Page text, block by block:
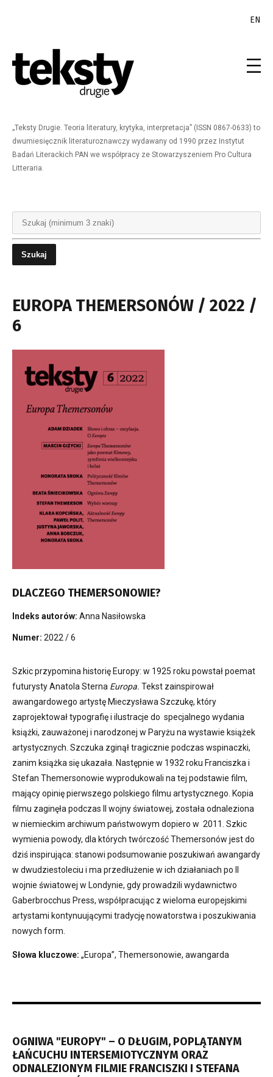
EN
„Teksty Drugie. Teoria literatury, krytyka, interpretacja” (ISSN 0867-0633) to
dwumiesięcznik literaturoznawczy wydawany od 1990 przez Instytut
Badań Literackich PAN we współpracy ze Stowarzyszeniem Pro Cultura
Litteraria.
EUROPA THEMERSONÓW / 2022 /
6
DLACZEGO THEMERSONOWIE?
Indeks autorów: Anna Nasiłowska
Numer: 2022 / 6
Szkic przypomina historię Europy: w 1925 roku powstał poemat
futurysty Anatola Sterna Europa. Tekst zainspirował
awangardowego artystę Mieczysława Szczukę, który
zaprojektował typografię i ilustracje do specjalnego wydania
książki, zauważonej i narodzonej w Paryżu na wystawie książek
artystycznych. Szczuka zginął tragicznie podczas wspinaczki,
zanim książka się ukazała. Następnie w 1932 roku Franciszka i
Stefan Themersonowie wyprodukowali na tej podstawie film,
mający opinię pierwszego polskiego filmu artystycznego. Kopia
filmu zaginęła podczas II wojny światowej, została odnaleziona
w niemieckim archiwum państwowym dopiero w 2011. Szkic
wymienia powody, dla których twórczość Themersonów jest do
dziś inspirująca: stanowi podsumowanie poszukiwań awangardy
w dwudziestoleciu i ma przedłużenie w ich działaniach po II
wojnie światowej w Londynie, gdy prowadzili wydawnictwo
Gaberbrocchus Press, współpracując z wieloma europejskimi
artystami kontynuującymi tradycję nowatorstwa i poszukiwania
nowych form.
Słowa kluczowe: „Europa”, Themersonowie, awangarda
OGNIWA "EUROPY" – O DŁUGIM, POPLĄTANYM
ŁAŃCUCHU INTERSEMIOTYCZNYM ORAZ
ODNALEZIONYM FILMIE FRANCISZKI I STEFANA